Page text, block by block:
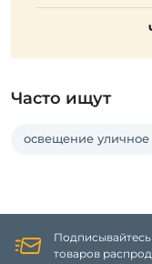
Часто ищут
освещение уличное
Подписывайтесь
товаров